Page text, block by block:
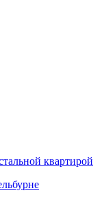
квартирой